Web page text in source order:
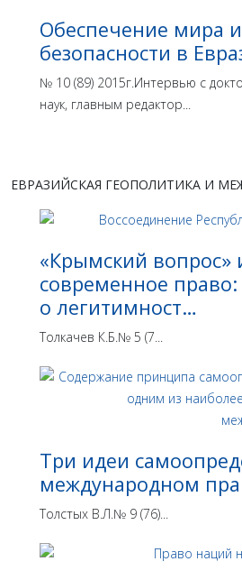
Обеспечение мира и
безопасности в
№ 10 (89) 2015г.Интервью с
наук, главным редактор...
ЕВРАЗИЙСКАЯ ГЕОПОЛИТИКА И
«Крымский вопрос»
современное право:
о легитимност…
Толкачев К.Б.№ 5 (7...
Три идеи
международном
Толстых В.Л.№ 9 (76)...